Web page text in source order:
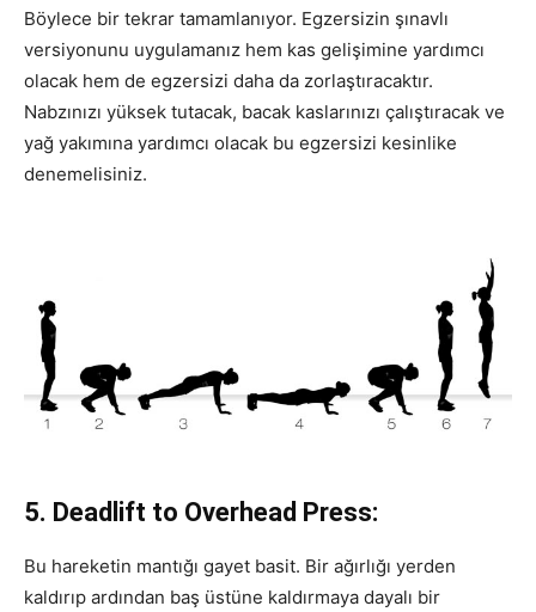
Böylece bir tekrar tamamlanıyor. Egzersizin şınavlı
versiyonunu uygulamanız hem kas gelişimine yardımcı
olacak hem de egzersizi daha da zorlaştıracaktır.
Nabzınızı yüksek tutacak, bacak kaslarınızı çalıştıracak ve
yağ yakımına yardımcı olacak bu egzersizi kesinlike
denemelisiniz.
5. Deadlift to Overhead Press:
Bu hareketin mantığı gayet basit. Bir ağırlığı yerden
kaldırıp ardından baş üstüne kaldırmaya dayalı bir